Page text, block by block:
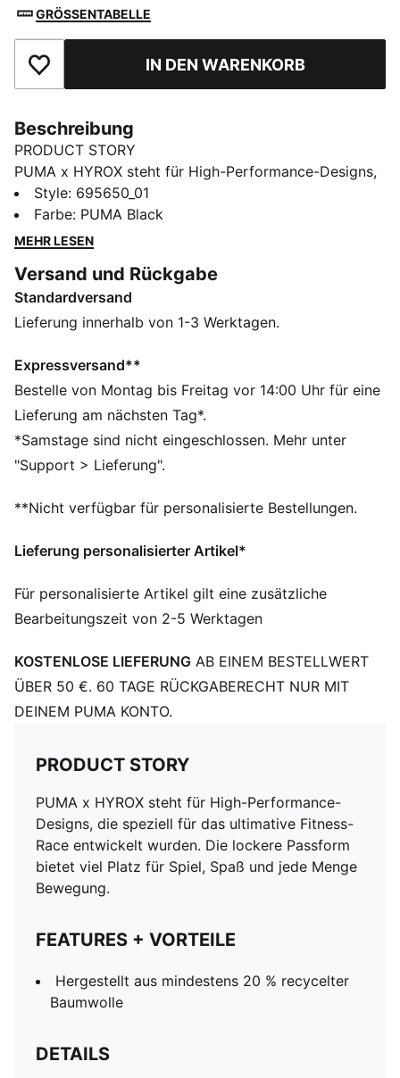
GRÖSSENTABELLE
Zu Favoriten hinzufügenIN DEN WARENKORB
Beschreibung
PRODUCT STORY
PUMA x HYROX steht für High-Performance-Designs,
die speziell für das ultimative Fitness-Race entwickelt
wurden. Die lockere Passform bietet viel Platz für
Spiel, Spaß und jede Menge Bewegung.
Hergestellt aus mindestens 20 % recycelter Baumwolle
DETAILS
Entworfen für: Alltagsbekleidung
Länge: Regulär
Ausschnitt: Rundhalsausschnitt
Hauptmaterial: Single Jersey
Kurze Ärmel
PUMA Kinder: Empfohlen für jüngere Kinder zwischen
4 und 8 Jahren
Style: 695650_01
Farbe: PUMA Black
MEHR LESEN
Versand und Rückgabe
Standardversand
Lieferung innerhalb von 1-3 Werktagen.
Expressversand**
Bestelle von Montag bis Freitag vor 14:00 Uhr für eine
Lieferung am nächsten Tag*.
*Samstage sind nicht eingeschlossen. Mehr unter
"Support > Lieferung".
**Nicht verfügbar für personalisierte Bestellungen.
Lieferung personalisierter Artikel*
Für personalisierte Artikel gilt eine zusätzliche
Bearbeitungszeit von 2-5 Werktagen
KOSTENLOSE LIEFERUNG AB EINEM BESTELLWERT
ÜBER 50 €. 60 TAGE RÜCKGABERECHT NUR MIT
DEINEM PUMA KONTO.
PRODUCT STORY
PUMA x HYROX steht für High-Performance-
Designs, die speziell für das ultimative Fitness-
Race entwickelt wurden. Die lockere Passform
bietet viel Platz für Spiel, Spaß und jede Menge
Bewegung.
FEATURES + VORTEILE
Hergestellt aus mindestens 20 % recycelter
Baumwolle
DETAILS